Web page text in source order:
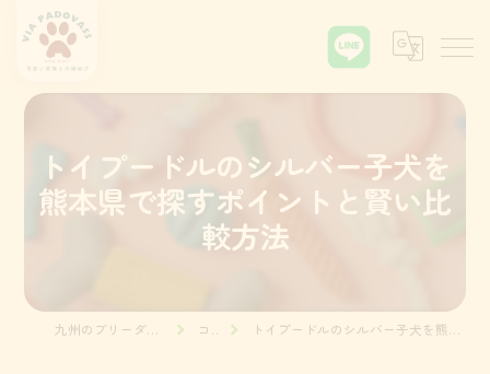
トイプードルのシルバー子犬を
熊本県で探すポイントと賢い比
較方法
コラム トイプードルのシルバー子犬を熊本県で探すポイントと賢い比較方法